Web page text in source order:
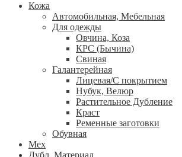
Кожа
Автомобильная, Мебельная
Для одежды
Овчина, Коза
КРС (Бычина)
Свиная
Галантерейная
Лицевая/С покрытием
Нубук, Велюр
Растительное Дубление
Краст
Ременные заготовки
Обувная
Мех
Дубл. Материал